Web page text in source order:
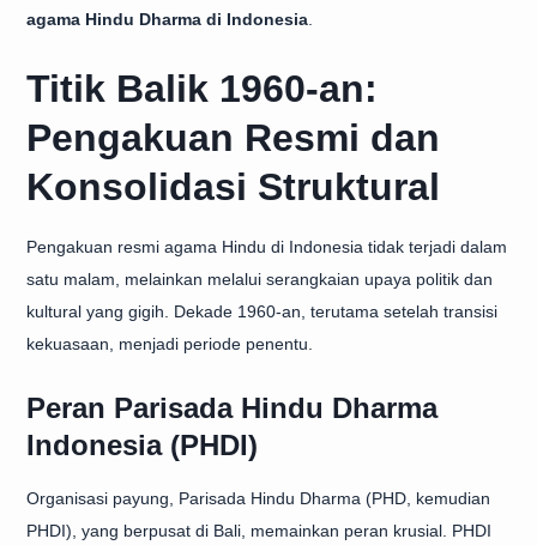
agama Hindu Dharma di Indonesia
Titik Balik 1960-an:
Pengakuan Resmi dan
Konsolidasi Struktural
Pengakuan resmi agama Hindu di Indonesia tidak terjadi dalam
satu malam, melainkan melalui serangkaian upaya politik dan
kultural yang gigih. Dekade 1960-an, terutama setelah transisi
kekuasaan, menjadi periode penentu.
Peran Parisada Hindu Dharma
Indonesia (PHDI)
Organisasi payung, Parisada Hindu Dharma (PHD, kemudian
PHDI), yang berpusat di Bali, memainkan peran krusial. PHDI